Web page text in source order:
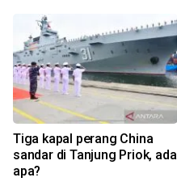
Tiga kapal perang China
sandar di Tanjung Priok, ada
apa?